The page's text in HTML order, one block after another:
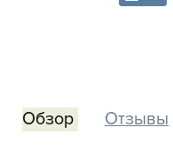
Обзор Отзывы